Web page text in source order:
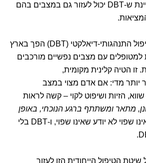
היה האפשרות המעניינת ש-DBT יכול לעזור גם במצבים בהם
לפעמים נדמה לי שטיפול התנהגותי-דיאלקטי (DBT) הפך בארץ
עם מצבים נפשיים מורכבים
זו הטיה קלינית מקומית,
יותר מדי: אם אדם מצוי במצב
הזיות ושיפוט לקוי – קשה לראות
מתאר ומשתתף ברגע הנוכחי, באופן
מי שאינו שפוי לא יודע שאינו שפוי, ו-DBT בלי
הטיפול הייחודית הזו לעזור